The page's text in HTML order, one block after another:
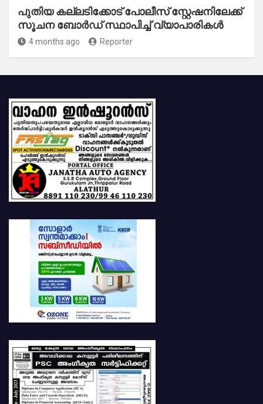
പുതിയ കല്ലടിക്കോട് പോലീസ് സ്റ്റേഷനിലേക്ക്
സൂചന ബോർഡ് സ്ഥാപിച്ച് വ്യാപാരികൾ
4 months ago Reporter